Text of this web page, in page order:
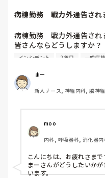
妊娠は、病気では
ありません。
受けます。
気持ちが看護に
逃げて休んでまた
仕事したい！って
思うまで看護職を
離れてま【あり】だと思い
私は、一旦仕事から
幼稚園かで保育所に
行かせるために看護職の
復職しました。
sさんへの回答に
なったかわかりませんが
逃げる勇気も大切な
病棟勤務　戦力外通告さ
病棟勤務　戦力外通告され
皆さんならどうしますか？
2年目です。1年目はゆる
からの人間関係は良好です。
ですが、異動してから薬剤
起こし、優先順位や多重
い』『一人を持って看護
受け持ち1人になりました。
複数受け持ちに戻るよう
と業務に臨んできました。
そして最近師長さんに『
ンターとかのほうがいい
りないから育てる余裕が足
インシデント 2年目 一般病棟
まー
新人ナース, 神経内科, 脳神
moo
内科, 呼吸器科, 消化器
こんにちは、お疲れさまで
まーさんがどうしたいか
います。